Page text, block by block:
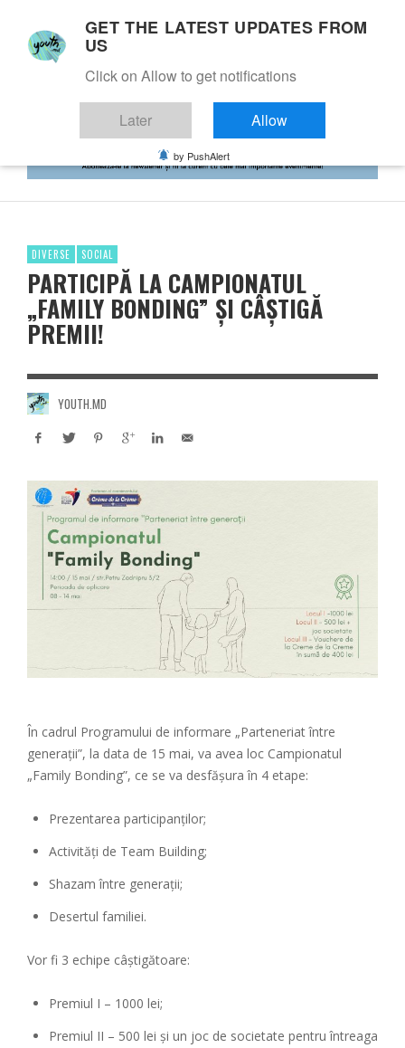
DIVERSE SOCIAL
PARTICIPĂ LA CAMPIONATUL
„FAMILY BONDING” ȘI CÂȘTIGĂ
PREMII!
YOUTH.MD
În cadrul Programului de informare „Parteneriat între
generații”, la data de 15 mai, va avea loc Campionatul
„Family Bonding”, ce se va desfășura în 4 etape:
Prezentarea participanților;
Activități de Team Building;
Shazam între generații;
Desertul familiei.
Vor fi 3 echipe câștigătoare:
Premiul I – 1000 lei;
Premiul II – 500 lei și un joc de societate pentru întreaga
GET THE LATEST UPDATES FROM
US
Click on Allow to get notifications
Later Allow
by PushAlert